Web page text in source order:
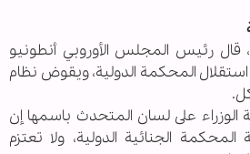
قال رئيس المجلس الأوروبي أنطونيو
استقلال المحكمة الدولية، ويقوض نظام
الوزراء على لسان المتحدث باسمها إن
المحكمة الجنائية الدولية، ولا تعتزم